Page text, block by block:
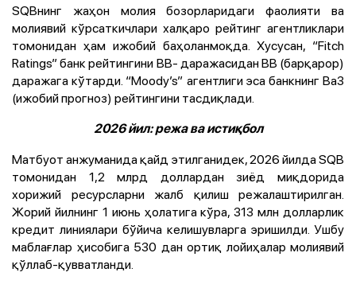
SQBнинг жаҳон молия бозорларидаги фаолияти ва
молиявий кўрсаткичлари халқаро рейтинг агентликлари
томонидан ҳам ижобий баҳоланмоқда. Хусусан, “Fitch
Ratings” банк рейтингини BB- даражасидан BB (барқарор)
даражага кўтарди. “Moody’s” агентлиги эса банкнинг Ba3
(ижобий прогноз) рейтингини тасдиқлади.
2026 йил: режа ва истиқбол
Матбуот анжуманида қайд этилганидек, 2026 йилда SQB
томонидан 1,2 млрд доллардан зиёд миқдорида
хорижий ресурсларни жалб қилиш режалаштирилган.
Жорий йилнинг 1 июнь ҳолатига кўра, 313 млн долларлик
кредит линиялари бўйича келишувларга эришилди. Ушбу
маблағлар ҳисобига 530 дан ортиқ лойиҳалар молиявий
қўллаб-қувватланди.